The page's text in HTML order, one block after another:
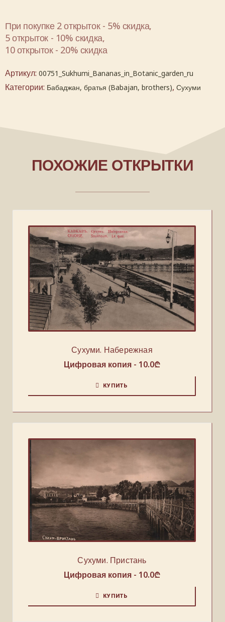
При покупке 2 открыток - 5% скидка,
5 открыток - 10% скидка,
10 открыток - 20% скидка
Артикул: 00751_Sukhumi_Bananas_in_Botanic_garden_ru
Категории: Бабаджан, братья (Babajan, brothers), Сухуми
ПОХОЖИЕ ОТКРЫТКИ
Сухуми. Набережная
Цифровая копия - 10.0₾
КУПИТЬ
Сухуми. Пристань
Цифровая копия - 10.0₾
КУПИТЬ